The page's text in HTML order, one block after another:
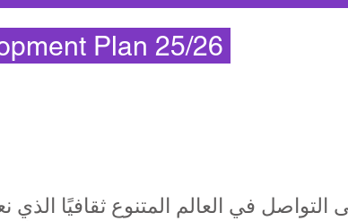
Plan 25/26
في العالم المتنوع ثقافيًا